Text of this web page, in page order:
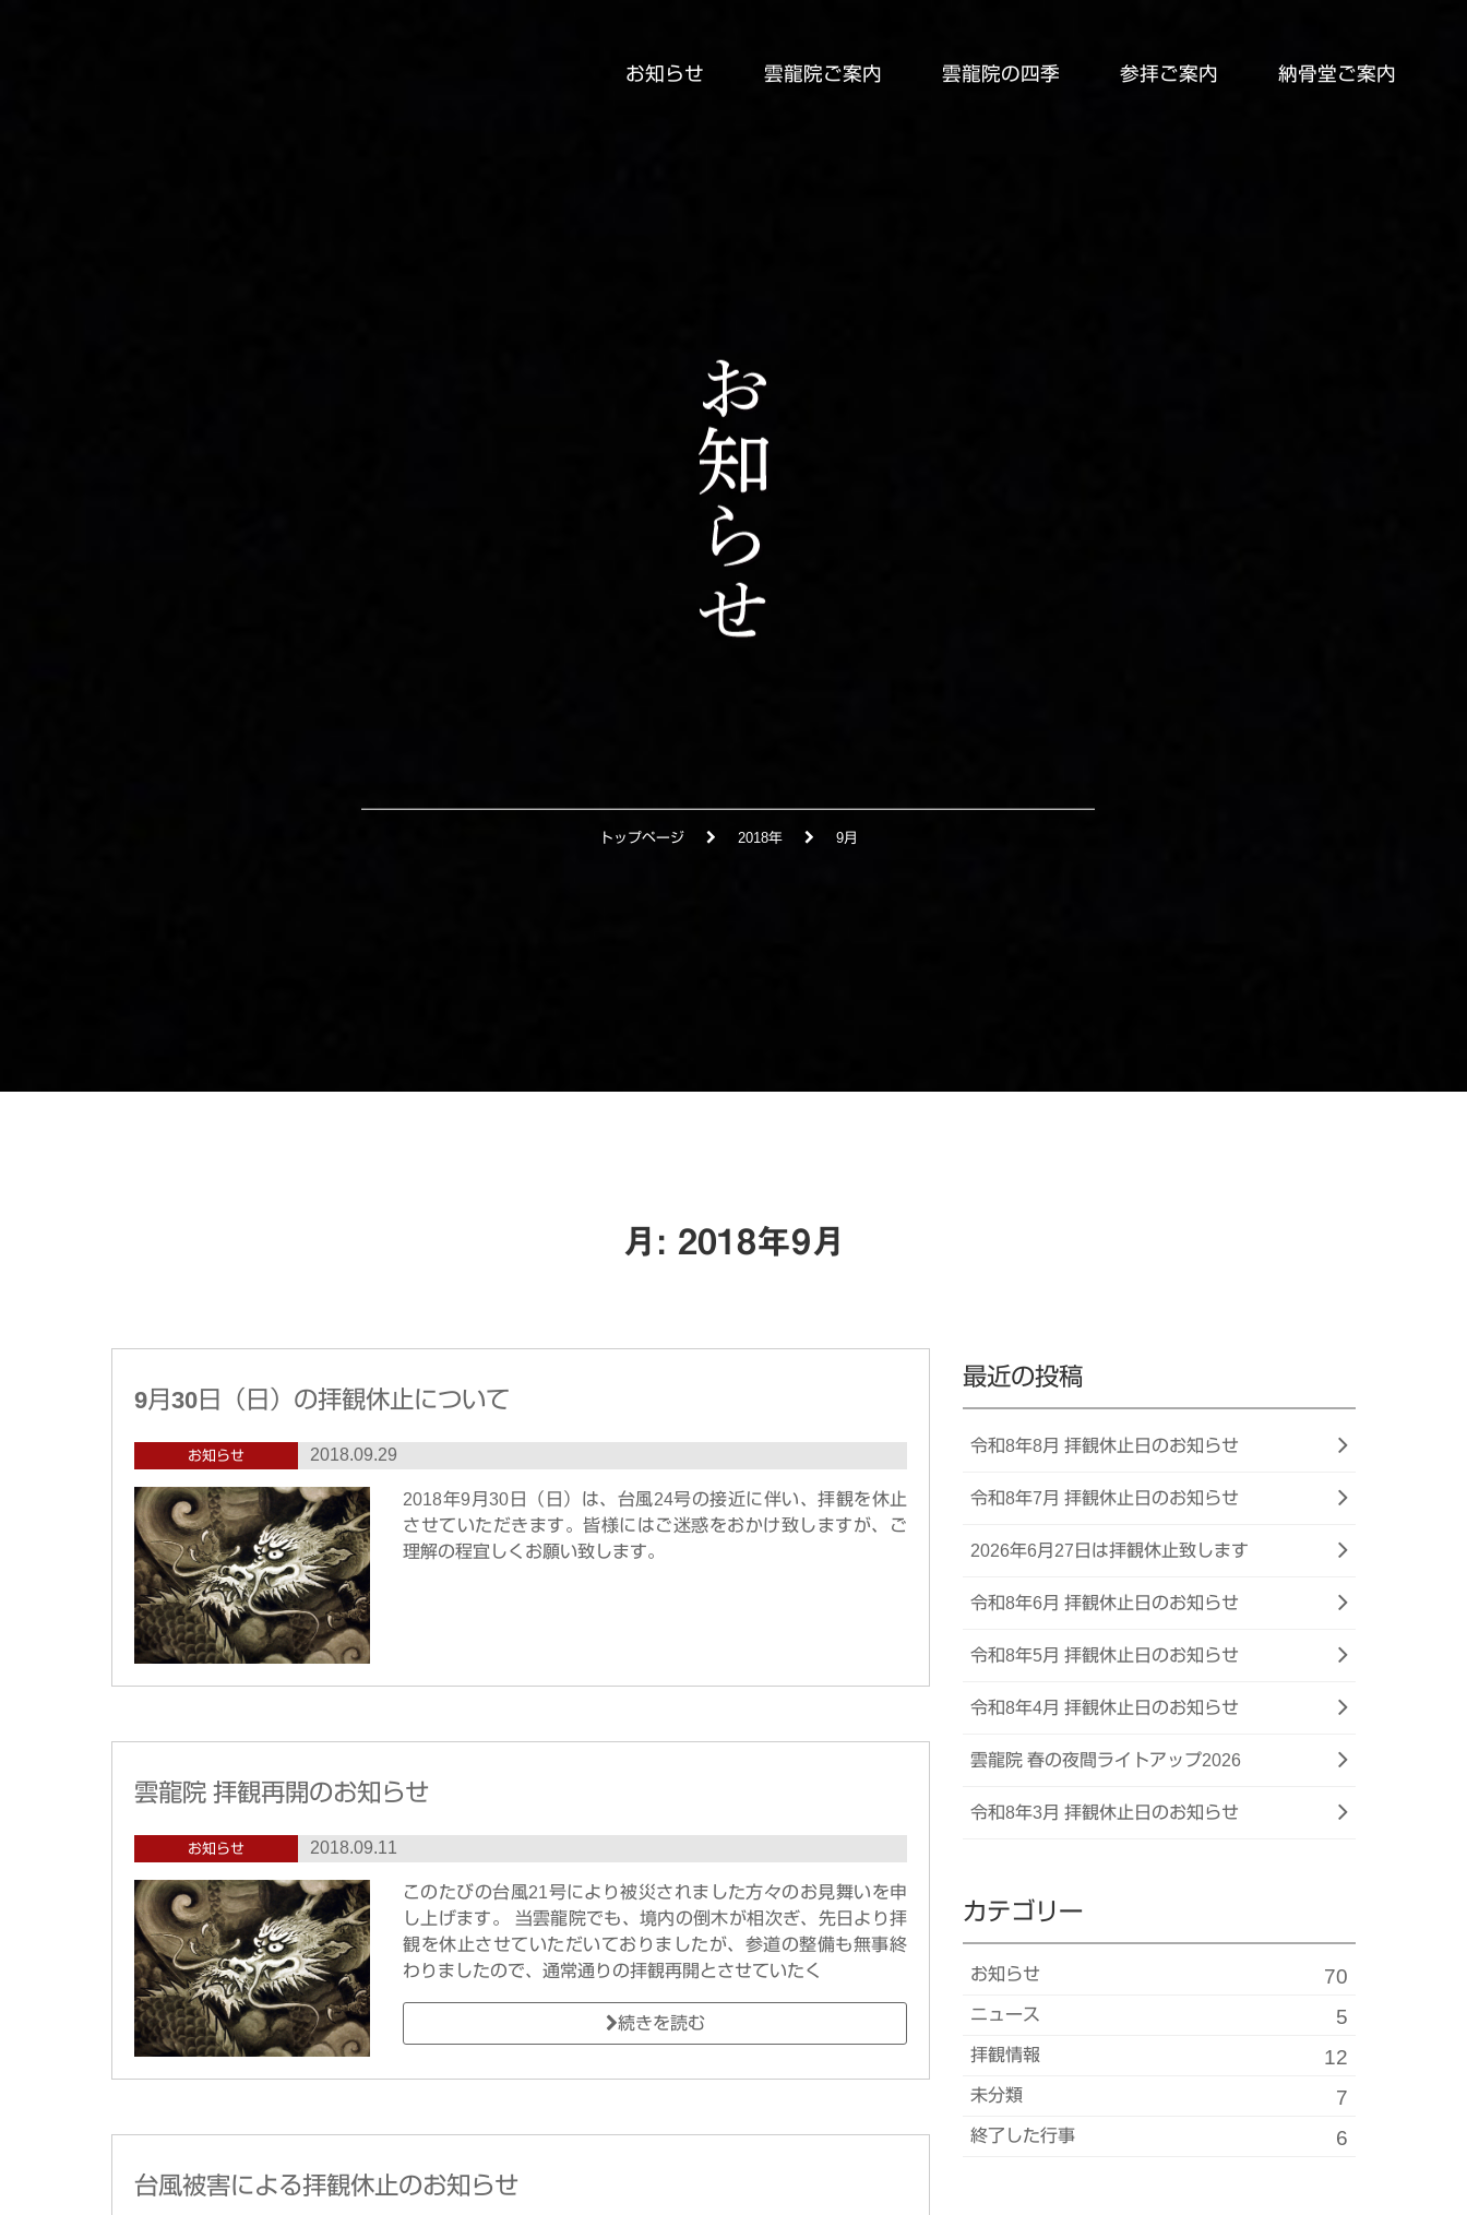
お知らせ 雲龍院ご案内 雲龍院の四季 参拝ご案内 納骨堂ご案内
トップページ 2018年 9月
月: 2018年9月
9月30日（日）の拝観休止について
お知らせ 2018.09.29
2018年9月30日（日）は、台風24号の接近に伴い、拝観を休止
させていただきます。皆様にはご迷惑をおかけ致しますが、ご
理解の程宜しくお願い致します。
雲龍院 拝観再開のお知らせ
お知らせ 2018.09.11
このたびの台風21号により被災されました方々のお見舞いを申
し上げます。 当雲龍院でも、境内の倒木が相次ぎ、先日より拝
観を休止させていただいておりましたが、参道の整備も無事終
わりましたので、通常通りの拝観再開とさせていたく
続きを読む
台風被害による拝観休止のお知らせ
最近の投稿
令和8年8月 拝観休止日のお知らせ
令和8年7月 拝観休止日のお知らせ
2026年6月27日は拝観休止致します
令和8年6月 拝観休止日のお知らせ
令和8年5月 拝観休止日のお知らせ
令和8年4月 拝観休止日のお知らせ
雲龍院 春の夜間ライトアップ2026
令和8年3月 拝観休止日のお知らせ
カテゴリー
お知らせ 70
ニュース 5
拝観情報 12
未分類 7
終了した行事 6